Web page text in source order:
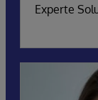
Experte